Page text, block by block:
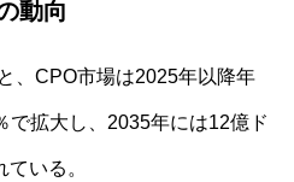
動向
、CPO市場は2025年以降年
で拡大し、2035年には12億ド
いる。